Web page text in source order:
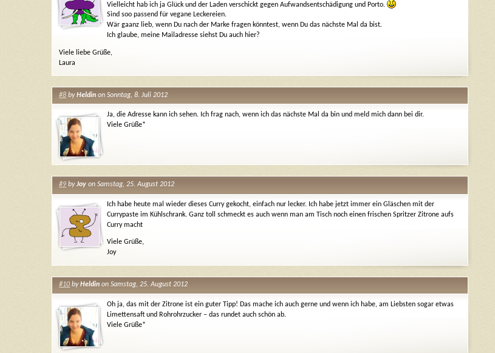
Vielleicht hab ich ja Glück und der Laden verschickt gegen Aufwandsentschädigung und Porto.
Sind soo passend für vegane Leckereien.
Wär gaanz lieb, wenn Du nach der Marke fragen könntest, wenn Du das nächste Mal da bist.
Ich glaube, meine Mailadresse siehst Du auch hier?
Viele liebe Grüße,
Laura
#8 byHeldin on Sonntag, 8. Juli 2012
Ja, die Adresse kann ich sehen. Ich frag nach, wenn ich das nächste Mal da bin und meld mich dann bei dir.
Viele Grüße*
#9 byJoy on Samstag, 25. August 2012
Ich habe heute mal wieder dieses Curry gekocht, einfach nur lecker. Ich habe jetzt immer ein Gläschen mit der
Currypaste im Kühlschrank. Ganz toll schmeckt es auch wenn man am Tisch noch einen frischen Spritzer Zitrone aufs
Curry macht
Viele Grüße,
Joy
#10 byHeldin on Samstag, 25. August 2012
Oh ja, das mit der Zitrone ist ein guter Tipp! Das mache ich auch gerne und wenn ich habe, am Liebsten sogar etwas
Limettensaft und Rohrohrzucker – das rundet auch schön ab.
Viele Grüße*